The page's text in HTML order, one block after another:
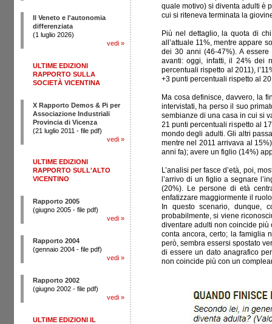
Il Veneto e l'autonomia
differenziata
(1 luglio 2026)
vedi »
ULTIME EDIZIONI
RAPPORTO SULLA
SOCIETÀ VICENTINA
X Rapporto Demos & Pi per
Associazione Industriali
Provincia di Vicenza
(21 luglio 2011 - file pdf)
vedi »
ULTIME EDIZIONI
RAPPORTO SULL'ALTO
VICENTINO
Rapporto 2005
(giugno 2005 - file pdf)
vedi »
Rapporto 2004
(gennaio 2004 - file pdf)
vedi »
Rapporto 2002
(giugno 2002 - file pdf)
vedi »
ULTIME EDIZIONI IL
quale motivo) si diventa adulti è
cui si riteneva terminata la
Più nel dettaglio, la quota di
all’attuale 11%, mentre appare
dei 30 anni (46-47%). A
avanti: oggi, infatti, il 24% dei
percentuali rispetto al 2011),
+3 punti percentuali rispetto al
Ma cosa definisce, davvero, la
intervistati, ha perso il suo
sembianze di una casa in cui si
21 punti percentuali rispetto al
mondo degli adulti. Gli altri
mentre nel 2011 arrivava al
anni fa); avere un figlio (14%)
L’analisi per fasce d’età, poi,
l’arrivo di un figlio a segnare
(20%). Le persone di età
enfatizzare maggiormente il
In questo scenario, dunque,
probabilmente, si viene
diventare adulti non coincide più
conta ancora, certo; la famiglia
però, sembra essersi spostato
di essere un dato anagrafico
non coincide più con un